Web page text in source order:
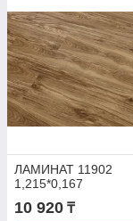
ЛАМИНАТ 11902
1,215*0,167
10 920 ₸